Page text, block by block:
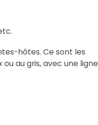
hôtes. Ce sont les
au gris, avec une ligne